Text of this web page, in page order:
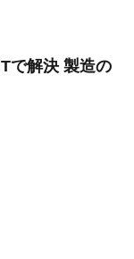
で解決 製造の